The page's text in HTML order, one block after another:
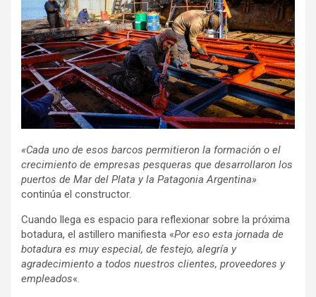
«Cada uno de esos barcos permitieron la formación o el
crecimiento de empresas pesqueras que desarrollaron los
puertos de Mar del Plata y la Patagonia Argentina»
continúa el constructor.
Cuando llega es espacio para reflexionar sobre la próxima
botadura, el astillero manifiesta «Por eso esta jornada de
botadura es muy especial, de festejo, alegría y
agradecimiento a todos nuestros clientes, proveedores y
empleados«.